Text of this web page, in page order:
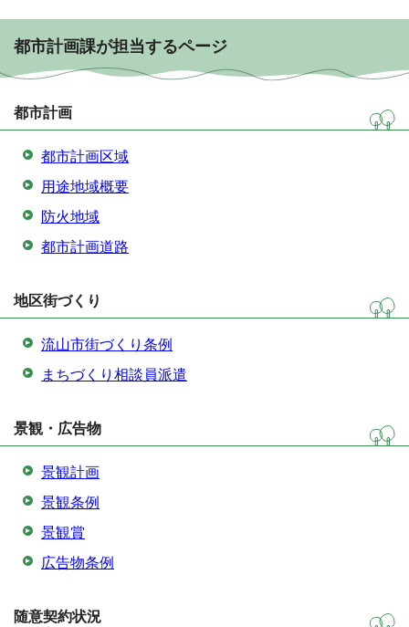
都市計画課が担当するページ
都市計画
都市計画区域
用途地域概要
防火地域
都市計画道路
地区街づくり
流山市街づくり条例
まちづくり相談員派遣
景観・広告物
景観計画
景観条例
景観賞
広告物条例
随意契約状況